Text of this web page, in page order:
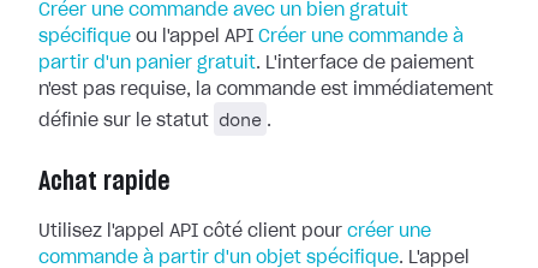
Créer une commande avec un bien gratuit
spécifique ou l'appel API Créer une commande à
partir d'un panier gratuit. L'interface de paiement
n'est pas requise, la commande est immédiatement
définie sur le statut
done .
Achat rapide
Utilisez l'appel API côté client pour créer une
commande à partir d'un objet spécifique. L'appel